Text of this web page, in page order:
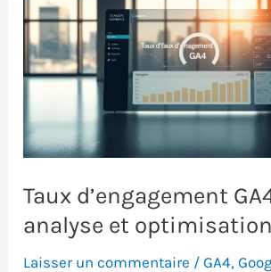
dans
GA4
:
à
pas
Taux d’engagement
analyse et optimisation
Laisser un commentaire /GA4,